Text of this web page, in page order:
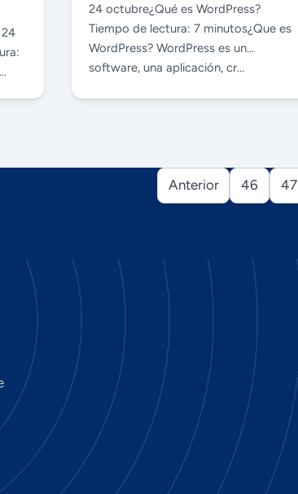
24 octubre¿Qué es WordPress?
Tiempo de lectura: 7 minutos¿Que es
WordPress? WordPress es un
software, una aplicación, cr…
Anterior 46 47